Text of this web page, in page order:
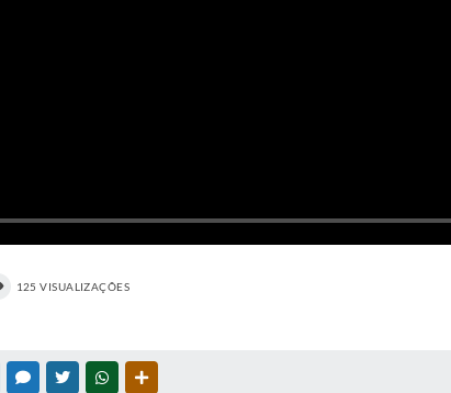
125 VISUALIZAÇÕES
FACEBOOKMESSENGER
TWITTERWHATSAPP